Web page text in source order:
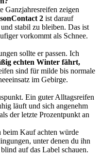
Ganzjahresreifen zeigen
2 ist darauf
stabil zu bleiben. Das ist
vorkommt als Schnee.
sollte er passen. Ich
echten Winter fährt,
sind für milde bis normale
im Gebirge.
Ein guter Alltagsreifen
läuft und sich angenehm
der letzte Prozentpunkt an
beim Kauf achten würde
unter denen du ihn
auf das Label schauen.